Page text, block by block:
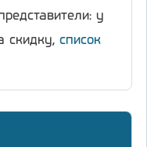
у
скидку, список